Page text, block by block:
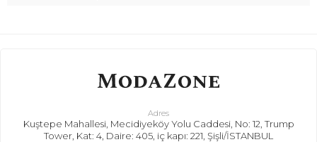
Adres
Kuştepe Mahallesi, Mecidiyeköy Yolu Caddesi, No: 12, Trump
Tower, Kat: 4, Daire: 405, iç kapı: 221, Şişli/İSTANBUL